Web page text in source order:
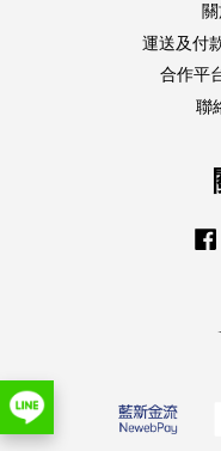
運送及付
合作平
聯